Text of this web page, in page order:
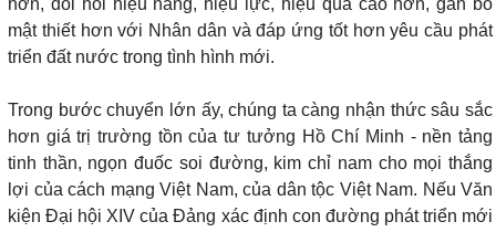
hơn, đòi hỏi hiệu năng, hiệu lực, hiệu quả cao hơn, gắn bó
mật thiết hơn với Nhân dân và đáp ứng tốt hơn yêu cầu phát
triển đất nước trong tình hình mới.
Trong bước chuyển lớn ấy, chúng ta càng nhận thức sâu sắc
hơn giá trị trường tồn của tư tưởng Hồ Chí Minh - nền tảng
tinh thần, ngọn đuốc soi đường, kim chỉ nam cho mọi thắng
lợi của cách mạng Việt Nam, của dân tộc Việt Nam. Nếu Văn
kiện Đại hội XIV của Đảng xác định con đường phát triển mới